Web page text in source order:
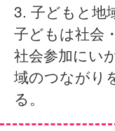
3. 子どもと地
子どもは社会
社会参加にい
域のつながり
る。